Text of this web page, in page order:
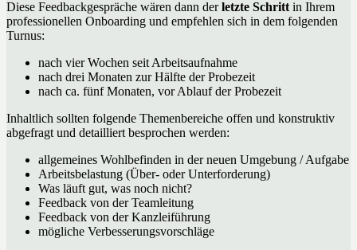
Diese Feedbackgespräche wären dann derletzte Schritt in Ihrem
professionellen Onboarding und empfehlen sich in dem folgenden
Turnus:
nach vier Wochen seit Arbeitsaufnahme
nach drei Monaten zur Hälfte der Probezeit
nach ca. fünf Monaten, vor Ablauf der Probezeit
Inhaltlich sollten folgende Themenbereiche offen und konstruktiv
abgefragt und detailliert besprochen werden:
allgemeines Wohlbefinden in der neuen Umgebung / Aufgabe
Arbeitsbelastung (Über- oder Unterforderung)
Was läuft gut, was noch nicht?
Feedback von der Teamleitung
Feedback von der Kanzleiführung
mögliche Verbesserungsvorschläge